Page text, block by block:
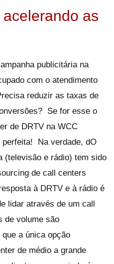
as
publicitária na
com o atendimento
reduzir as taxas de
Se for esse o
de DRTV na WCC
perfeita!
Na verdade, dO
(televisão e rádio) tem sido
de call centers
à DRTV e à rádio é
lidar através de um call
de volume são
a única opção
de médio a grande